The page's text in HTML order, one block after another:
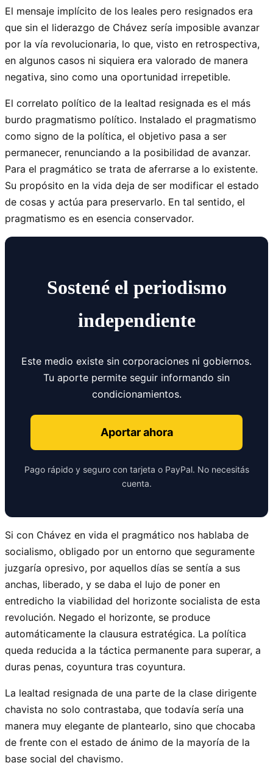
El mensaje implícito de los leales pero resignados era
que sin el liderazgo de Chávez sería imposible avanzar
por la vía revolucionaria, lo que, visto en retrospectiva,
en algunos casos ni siquiera era valorado de manera
negativa, sino como una oportunidad irrepetible.
El correlato político de la lealtad resignada es el más
burdo pragmatismo político. Instalado el pragmatismo
como signo de la política, el objetivo pasa a ser
permanecer, renunciando a la posibilidad de avanzar.
Para el pragmático se trata de aferrarse a lo existente.
Su propósito en la vida deja de ser modificar el estado
de cosas y actúa para preservarlo. En tal sentido, el
pragmatismo es en esencia conservador.
Sostené el periodismo
independiente
Este medio existe sin corporaciones ni gobiernos.
Tu aporte permite seguir informando sin
condicionamientos.
Aportar ahora
Pago rápido y seguro con tarjeta o PayPal. No necesitás
cuenta.
Si con Chávez en vida el pragmático nos hablaba de
socialismo, obligado por un entorno que seguramente
juzgaría opresivo, por aquellos días se sentía a sus
anchas, liberado, y se daba el lujo de poner en
entredicho la viabilidad del horizonte socialista de esta
revolución. Negado el horizonte, se produce
automáticamente la clausura estratégica. La política
queda reducida a la táctica permanente para superar, a
duras penas, coyuntura tras coyuntura.
La lealtad resignada de una parte de la clase dirigente
chavista no solo contrastaba, que todavía sería una
manera muy elegante de plantearlo, sino que chocaba
de frente con el estado de ánimo de la mayoría de la
base social del chavismo.